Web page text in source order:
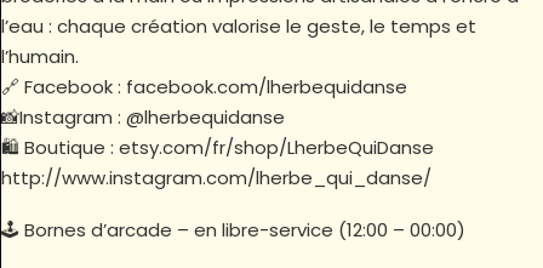
l’eau : chaque création valorise le geste, le temps et
l’humain.
🔗 Facebook : facebook.com/lherbequidanse
📸Instagram : @lherbequidanse
🛍 Boutique : etsy.com/fr/shop/LherbeQuiDanse
http://www.instagram.com/lherbe_qui_danse/
🕹 Bornes d’arcade – en libre-service (12:00 – 00:00)